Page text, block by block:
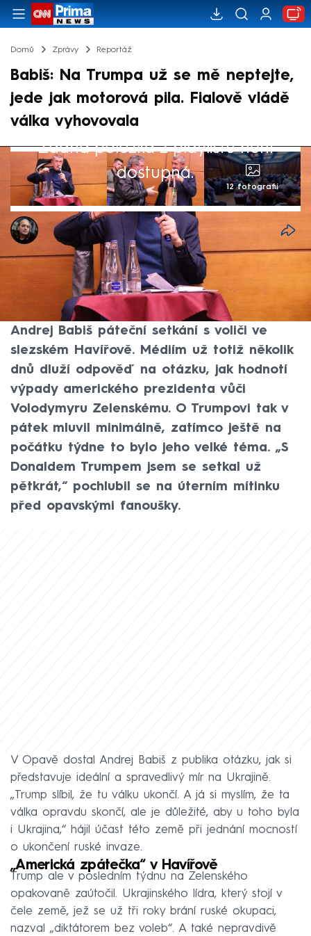
Domů Zprávy Reportáž
Babiš: Na Trumpa už se mě neptejte,
jede jak motorová pila. Fialově vládě
válka vyhovovala
Žádná položka z playlistu není
dostupná.
12 fotografií
Ivan Motýl
22. úno 2025, 13:46
Předseda hnutí ANO zařadil zpátečku. „Na
Trumpa už se neptejte. Nevím, proč bych
měl komentovat každý jeho výrok,“ zahájil
Andrej Babiš páteční setkání s voliči ve
slezském Havířově. Médiím už totiž několik
dnů dluží odpověď na otázku, jak hodnotí
výpady amerického prezidenta vůči
Volodymyru Zelenskému. O Trumpovi tak v
pátek mluvil minimálně, zatímco ještě na
počátku týdne to bylo jeho velké téma. „S
Donaldem Trumpem jsem se setkal už
pětkrát,“ pochlubil se na úterním mítinku
před opavskými fanoušky.
V Opavě dostal Andrej Babiš z publika otázku, jak si
představuje ideální a spravedlivý mír na Ukrajině.
„Trump slíbil, že tu válku ukončí. A já si myslím, že ta
válka opravdu skončí, ale je důležité, aby u toho byla
i Ukrajina,“ hájil účast této země při jednání mocností
o ukončení ruské invaze.
„Americká zpátečka“ v Havířově
Trump ale v posledním týdnu na Zelenského
opakovaně zaútočil. Ukrajinského lídra, který stojí v
čele země, jež se už tři roky brání ruské okupaci,
nazval „diktátorem bez voleb“. A také nepravdivě